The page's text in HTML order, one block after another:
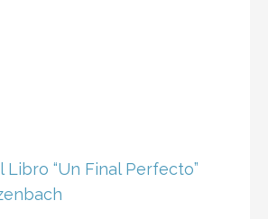
Libro “Un Final Perfecto”